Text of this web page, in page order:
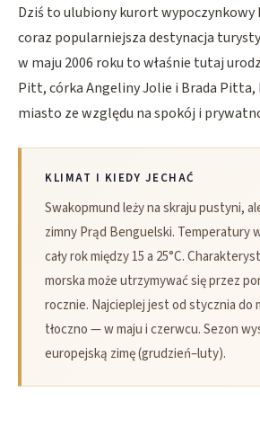
Dziś to ulubiony kurort wypoczynkowy
coraz popularniejsza destynacja
w maju 2006 roku to właśnie tutaj
Pitt, córka Angeliny Jolie i Brada
miasto ze względu na spokój i
KLIMAT I KIEDY JECHAĆ
Swakopmund leży na skraju pustyni,
zimny Prąd Benguelski. Temperatury
cały rok między 15 a 25°C.
morska może utrzymywać się przez
rocznie. Najcieplej jest od stycznia do
tłoczno — w maju i czerwcu. Sezon
europejską zimę (grudzień–luty).